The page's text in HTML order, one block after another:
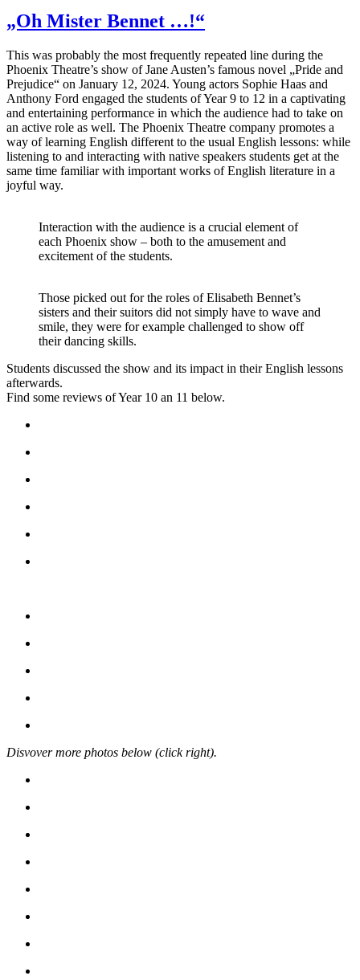
„Oh Mister Bennet …!“
This was probably the most frequently repeated line during the
Phoenix Theatre’s show of Jane Austen’s famous novel „Pride and
Prejudice“ on January 12, 2024. Young actors Sophie Haas and
Anthony Ford engaged the students of Year 9 to 12 in a captivating
and entertaining performance in which the audience had to take on
an active role as well. The Phoenix Theatre company promotes a
way of learning English different to the usual English lessons: while
listening to and interacting with native speakers students get at the
same time familiar with important works of English literature in a
joyful way.
Interaction with the audience is a crucial element of
each Phoenix show – both to the amusement and
excitement of the students.
Those picked out for the roles of Elisabeth Bennet’s
sisters and their suitors did not simply have to wave and
smile, they were for example challenged to show off
their dancing skills.
Students discussed the show and its impact in their English lessons
afterwards.
Find some reviews of Year 10 an 11 below.
Disvover more photos below (click right).